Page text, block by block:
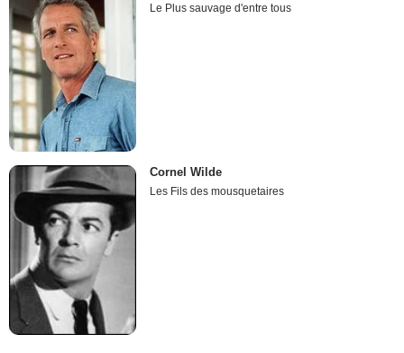
Le Plus sauvage d'entre tous
Cornel Wilde
Les Fils des mousquetaires